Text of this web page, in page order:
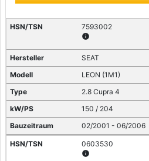
7593002
info
SEAT
LEON (1M1)
2.8 Cupra 4
150 / 204
02/2001 - 06/2006
0603530
info